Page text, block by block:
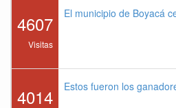
4607
Visitas
El municipio de Boyacá
4014 Estos fueron los